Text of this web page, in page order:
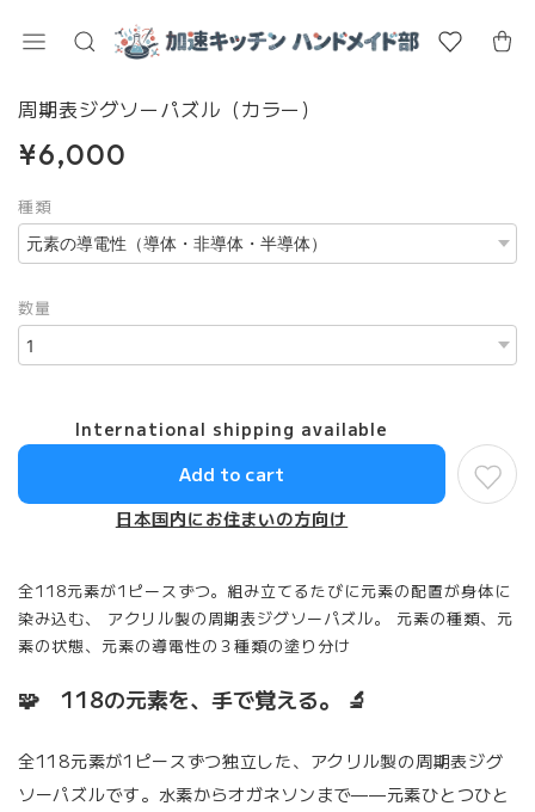
周期表ジグソーパズル（カラー）
¥6,000
種類
数量
International shipping available
Add to cart
日本国内にお住まいの方向け
全118元素が1ピースずつ。組み立てるたびに元素の配置が身体に
染み込む、 アクリル製の周期表ジグソーパズル。 元素の種類、元
素の状態、元素の導電性の３種類の塗り分け
🧩 118の元素を、手で覚える。 🔬
全118元素が1ピースずつ独立した、アクリル製の周期表ジグ
ソーパズルです。水素からオガネソンまで——元素ひとつひと